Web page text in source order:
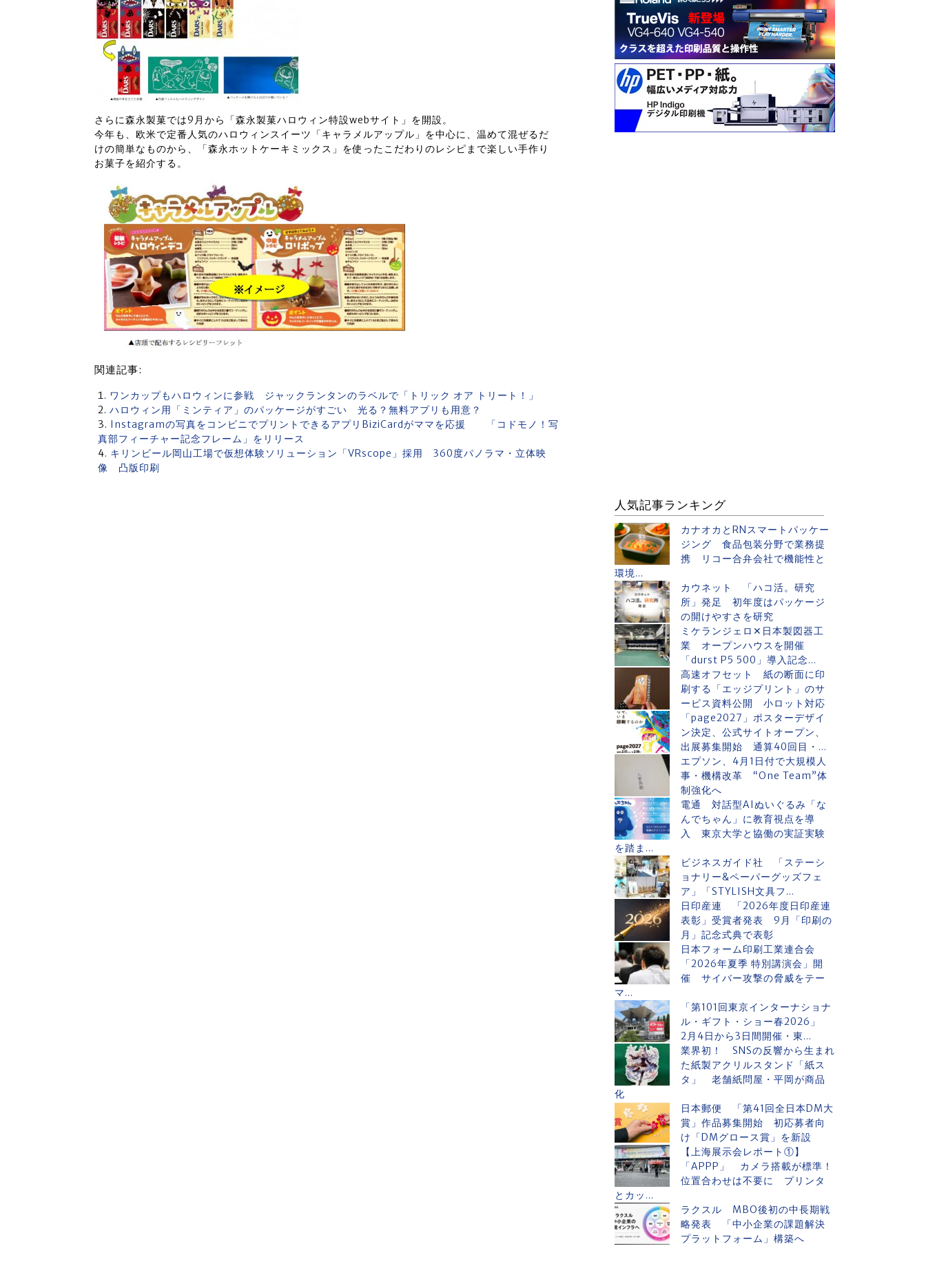
さらに森永製菓では9月から「森永製菓ハロウィン特設webサイト」を開設。
今年も、欧米で定番人気のハロウィンスイーツ「キャラメルアップル」を中心に、温めて混ぜるだ
けの簡単なものから、「森永ホットケーキミックス」を使ったこだわりのレシピまで楽しい手作り
お菓子を紹介する。
関連記事:
ワンカップもハロウィンに参戦 ジャックランタンのラベルで「トリック オア トリート！」
ハロウィン用「ミンティア」のパッケージがすごい 光る？無料アプリも用意？
Instagramの写真をコンビニでプリントできるアプリBiziCardがママを応援 「コドモノ！写
真部フィーチャー記念フレーム」をリリース
キリンビール岡山工場で仮想体験ソリューション「VRscope」採用 360度パノラマ・立体映
像 凸版印刷
人気記事ランキング
カナオカとRNスマートパッケー
ジング 食品包装分野で業務提
携 リコー合弁会社で機能性と
環境...
カウネット 「ハコ活。研究
所」発足 初年度はパッケージ
の開けやすさを研究
ミケランジェロ✕日本製図器工
業 オープンハウスを開催
「durst P5 500」導入記念...
高速オフセット 紙の断面に印
刷する「エッジプリント」のサ
ービス資料公開 小ロット対応
「page2027」ポスターデザイ
ン決定、公式サイトオープン、
出展募集開始 通算40回目・...
エプソン、4月1日付で大規模人
事・機構改革 “One Team”体
制強化へ
電通 対話型AIぬいぐるみ「な
んでちゃん」に教育視点を導
入 東京大学と協働の実証実験
を踏ま...
ビジネスガイド社 「ステーシ
ョナリー&ペーパーグッズフェ
ア」「STYLISH文具フ...
日印産連 「2026年度日印産連
表彰」受賞者発表 9月「印刷の
月」記念式典で表彰
日本フォーム印刷工業連合会
「2026年夏季 特別講演会」開
催 サイバー攻撃の脅威をテー
マ...
「第101回東京インターナショナ
ル・ギフト・ショー春2026」
2月4日から3日間開催・東...
業界初！ SNSの反響から生まれ
た紙製アクリルスタンド「紙ス
タ」 老舗紙問屋・平岡が商品
化
日本郵便 「第41回全日本DM大
賞」作品募集開始 初応募者向
け「DMグロース賞」を新設
【上海展示会レポート①】
「APPP」 カメラ搭載が標準！
位置合わせは不要に プリンタ
とカッ...
ラクスル MBO後初の中長期戦
略発表 「中小企業の課題解決
プラットフォーム」構築へ